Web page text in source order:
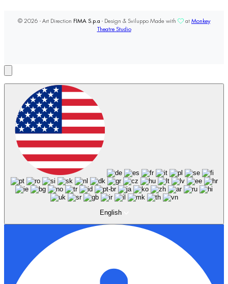
© 2026 - Art Direction FIMA S.p.a - Design & Sviluppo Made with at Monkey
Theatre Studio
English